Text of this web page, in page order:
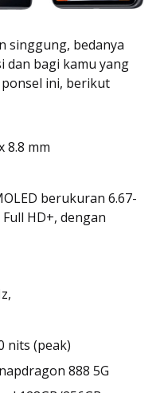
singgung, bedanya
dan bagi kamu yang
ini, berikut
8.8 mm
berukuran 6.67-
HD+, dengan
nits (peak)
888 5G